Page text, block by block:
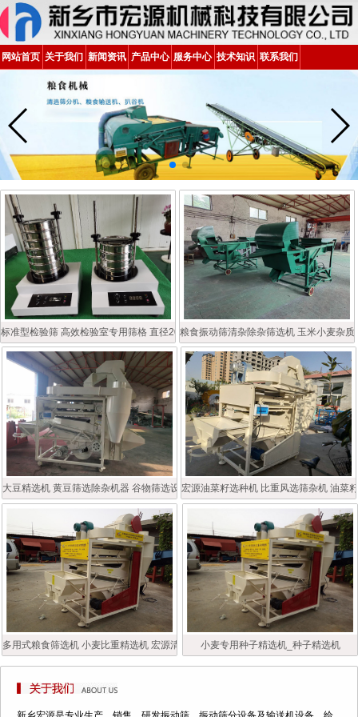
网站首页 关于我们 新闻资讯 产品中心 服务中心 技术知识 联系我们
标准型检验筛 高效检验室专用筛格 直径200型多层检验筛粮食振动筛清杂除杂筛选机 玉米小麦杂质
大豆精选机 黄豆筛选除杂机器 谷物筛选设备宏源油菜籽选种机 比重风选筛杂机 油菜
多用式粮食筛选机 小麦比重精选机 宏源清粮机 小麦专用种子精选机_种子精选机